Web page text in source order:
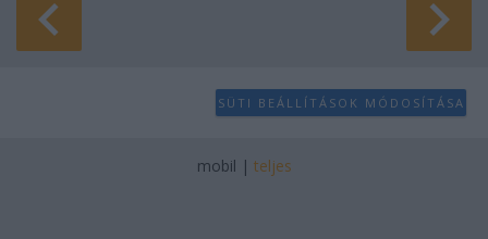
SÜTI BEÁLLÍTÁSOK MÓDOSÍTÁSA
mobil | teljes